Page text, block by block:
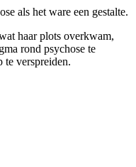
als het ware een gestalte.
haar plots overkwam,
rond psychose te
te verspreiden.